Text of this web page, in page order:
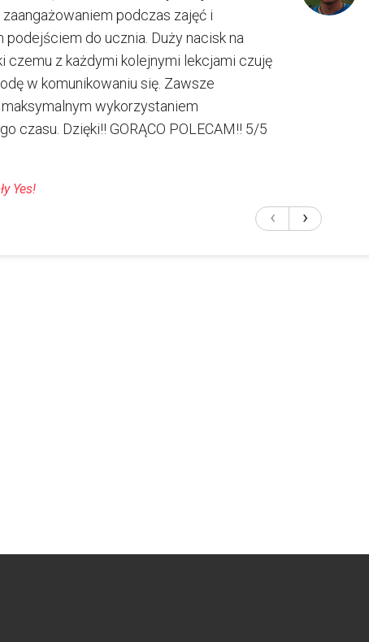
podczas zajęć i
podejściem do ucznia. Duży nacisk na
czemu z każdymi kolejnymi lekcjami czuję
w komunikowaniu się. Zawsze
wykorzystaniem
czasu. Dzięki!! GORĄCO POLECAM!! 5/5
Yes!
‹ ›